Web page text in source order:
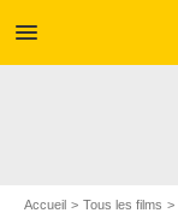
menu
Accueil Tous les films